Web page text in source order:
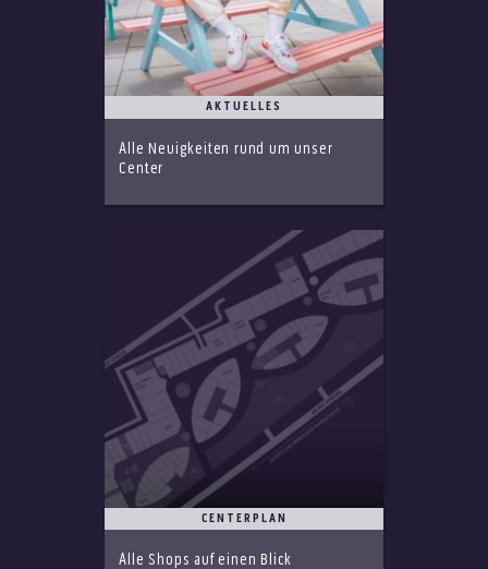
AKTUELLES
Alle Neuigkeiten rund um unser
Center
CENTERPLAN
Alle Shops auf einen Blick